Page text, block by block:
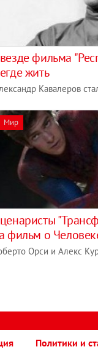
фильма
жить
Кавалеров
Мир
фильм о
Орси и Алекс
Политики и